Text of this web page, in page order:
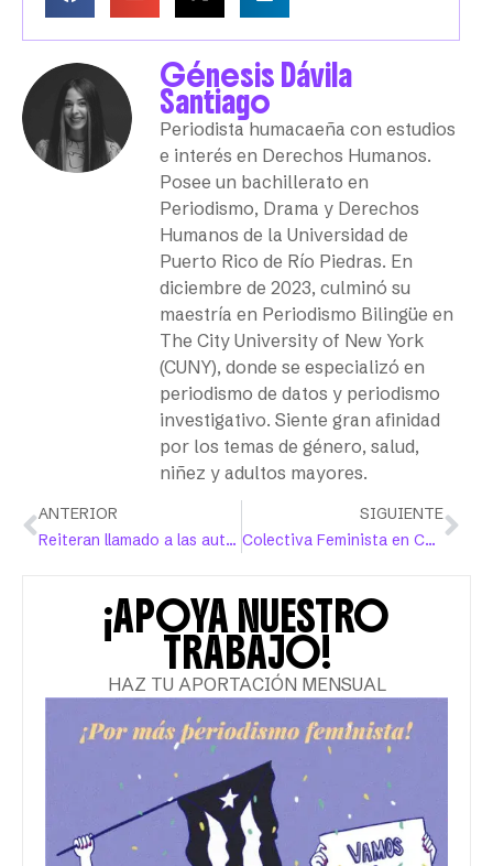
Génesis Dávila
Santiago
Periodista humacaeña con estudios
e interés en Derechos Humanos.
Posee un bachillerato en
Periodismo, Drama y Derechos
Humanos de la Universidad de
Puerto Rico de Río Piedras. En
diciembre de 2023, culminó su
maestría en Periodismo Bilingüe en
The City University of New York
(CUNY), donde se especializó en
periodismo de datos y periodismo
investigativo. Siente gran afinidad
por los temas de género, salud,
niñez y adultos mayores.
ANTERIOR
Reiteran llamado a las autoridades para que atiendan la crisis de feminicidios
SIGUIENTE
Colectiva Feminista en Construcción denuncia ataques en su sede
¡APOYA NUESTRO
TRABAJO!
HAZ TU APORTACIÓN MENSUAL